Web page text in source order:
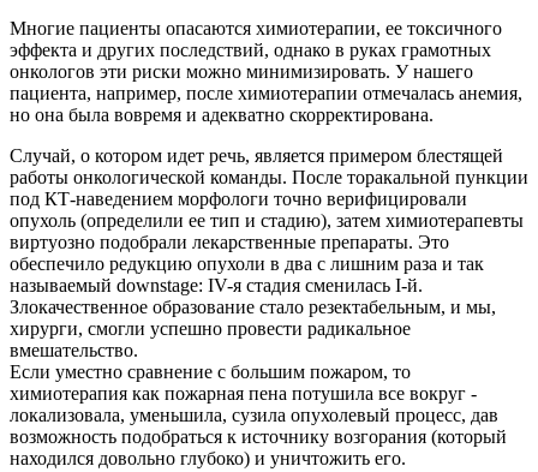
Многие пациенты опасаются химиотерапии, ее токсичного
эффекта и других последствий, однако в руках грамотных
онкологов эти риски можно минимизировать. У нашего
пациента, например, после химиотерапии отмечалась анемия,
но она была вовремя и адекватно скорректирована.
Случай, о котором идет речь, является примером блестящей
работы онкологической команды. После торакальной пункции
под КТ-наведением морфологи точно верифицировали
опухоль (определили ее тип и стадию), затем химиотерапевты
виртуозно подобрали лекарственные препараты. Это
обеспечило редукцию опухоли в два с лишним раза и так
называемый downstage: IV-я стадия сменилась I-й.
Злокачественное образование стало резектабельным, и мы,
хирурги, смогли успешно провести радикальное
вмешательство.
Если уместно сравнение с большим пожаром, то
химиотерапия как пожарная пена потушила все вокруг -
локализовала, уменьшила, сузила опухолевый процесс, дав
возможность подобраться к источнику возгорания (который
находился довольно глубоко) и уничтожить его.